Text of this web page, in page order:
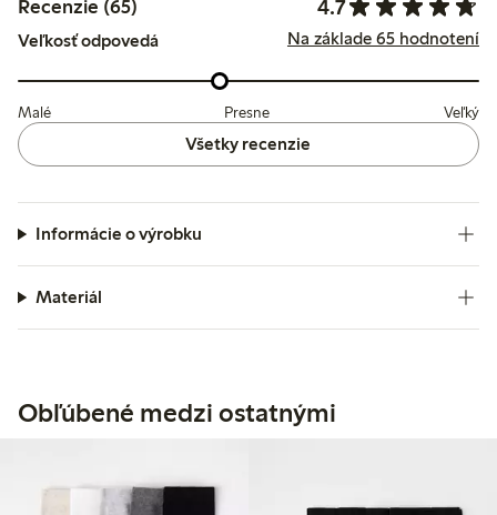
Recenzie (65) 4.7
Veľkosť odpovedá Na základe 65 hodnotení
Malé Presne Veľký
Všetky recenzie
Informácie o výrobku
Materiál
Obľúbené medzi ostatnými